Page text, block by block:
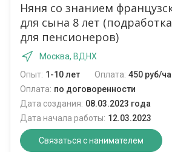
Няня со знанием
для сына 8 лет
для пенсионеров)
Москва, ВДНХ
Опыт: 1-10 лет Оплата: 450 руб/
Оплата: по договоренности
Дата создания: 08.03.2023 года
Дата начала работы: 12.03.2023
Связаться с нанимателем